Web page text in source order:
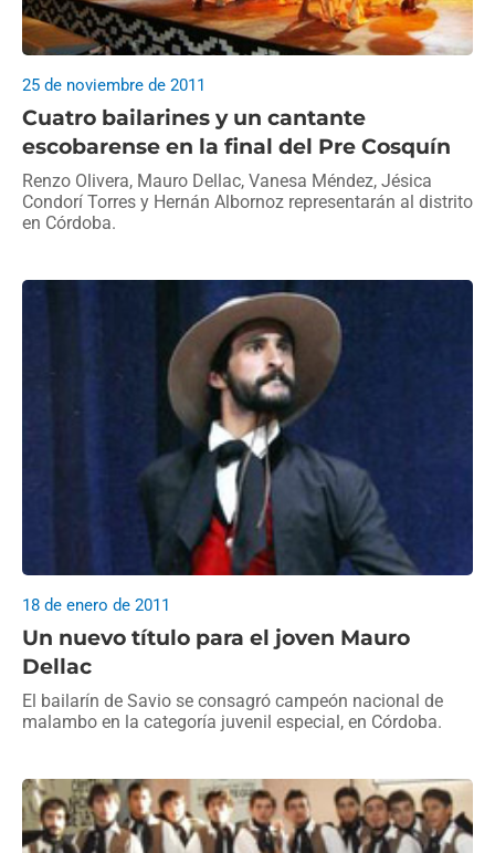
Cuatro bailarines y un cantante
escobarense en la final del Pre Cosquín
25 de noviembre de 2011
Renzo Olivera, Mauro Dellac, Vanesa Méndez, Jésica
Condorí Torres y Hernán Albornoz representarán al distrito
en Córdoba.
Un nuevo título para el joven Mauro
Dellac
18 de enero de 2011
El bailarín de Savio se consagró campeón nacional de
malambo en la categoría juvenil especial, en Córdoba.